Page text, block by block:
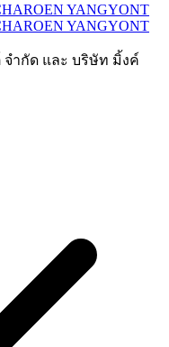
จำกัด และ บริษัท มิ้งค์